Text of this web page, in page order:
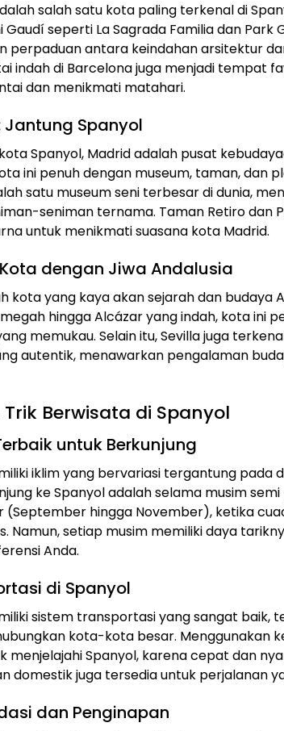
salah satu kota paling terkenal di
seperti La Sagrada Familia dan Park
perpaduan antara keindahan arsitektur
indah di Barcelona juga menjadi tempat
dan menikmati matahari.
Jantung Spanyol
Spanyol, Madrid adalah pusat
ini penuh dengan museum, taman, dan
satu museum seni terbesar di dunia,
seniman ternama. Taman Retiro dan
untuk menikmati suasana kota Madrid.
Kota dengan Jiwa Andalusia
kota yang kaya akan sejarah dan budaya
hingga Alcázar yang indah, kota ini
memukau. Selain itu, Sevilla juga
autentik, menawarkan pengalaman
Berwisata di Spanyol
untuk Berkunjung
iklim yang bervariasi tergantung pada
ke Spanyol adalah selama musim
(September hingga November), ketika
Namun, setiap musim memiliki daya
Anda.
di Spanyol
sistem transportasi yang sangat baik,
kota-kota besar. Menggunakan
menjelajahi Spanyol, karena cepat dan
domestik juga tersedia untuk perjalanan
dan Penginapan